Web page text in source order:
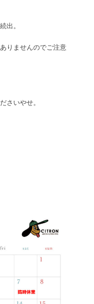
出。
りませんのでご注意
さいやせ。